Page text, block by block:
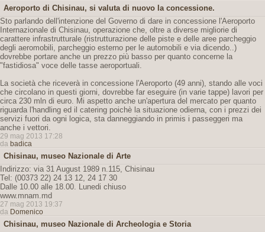
Aeroporto di Chisinau, si valuta di nuovo la concessione.
Sto parlando dell'intenzione del Governo di dare in concessione l'Aeroporto
Internazionale di Chisinau, operazione che, oltre a diverse migliorie di
carattere infrastrutturale (ristrutturazione delle piste e delle aree parcheggio
degli aeromobili, parcheggio esterno per le automobili e via dicendo..)
dovrebbe portare anche un prezzo più basso per quanto concerne la
"fastidiosa" voce delle tasse aeroportuali.
La società che riceverà in concessione l'Aeroporto (49 anni), stando alle voci
che circolano in questi giorni, dovrebbe far eseguire (in varie tappe) lavori per
circa 230 mln di euro. Mi aspetto anche un'apertura del mercato per quanto
riguarda l'handling ed il catering poichè la situazione odierna, con i prezzi dei
servizi fuori da ogni logica, sta danneggiando in primis i passeggeri ma
anche i vettori.
29 mag 2013 17:28
da badica
Chisinau, museo Nazionale di Arte
Indirizzo: via 31 August 1989 n.115, Chisinau
Tel: (00373 22) 24 13 12, 24 17 30
Dalle 10.00 alle 18.00. Lunedi chiuso
www.mnam.md
27 mag 2013 19:37
da Domenico
Chisinau, museo Nazionale di Archeologia e Storia